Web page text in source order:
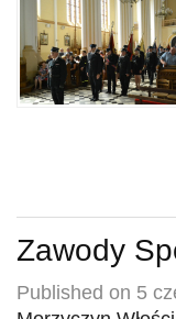
Zawody
Published on 5